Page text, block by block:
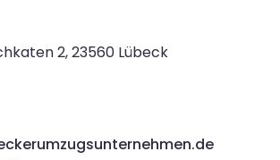
2, 23560 Lübeck